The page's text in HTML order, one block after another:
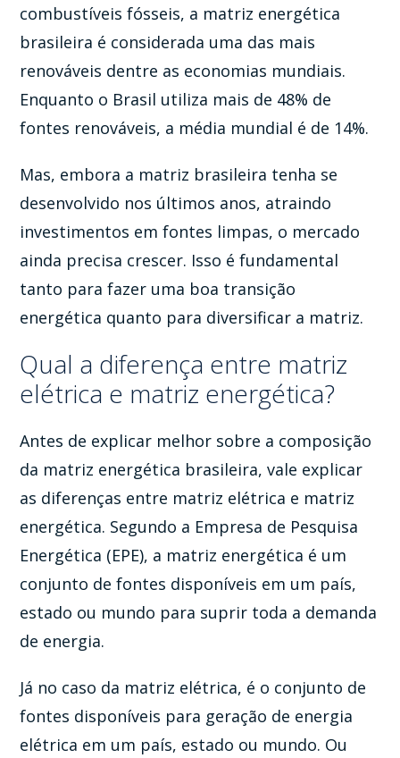
combustíveis fósseis, a matriz energética
brasileira é considerada uma das mais
renováveis dentre as economias mundiais.
Enquanto o Brasil utiliza mais de 48% de
fontes renováveis, a média mundial é de 14%.
Mas, embora a matriz brasileira tenha se
desenvolvido nos últimos anos, atraindo
investimentos em fontes limpas, o mercado
ainda precisa crescer. Isso é fundamental
tanto para fazer uma boa transição
energética quanto para diversificar a matriz.
Qual a diferença entre matriz
elétrica e matriz energética?
Antes de explicar melhor sobre a composição
da matriz energética brasileira, vale explicar
as diferenças entre matriz elétrica e matriz
energética. Segundo a Empresa de Pesquisa
Energética (EPE), a matriz energética é um
conjunto de fontes disponíveis em um país,
estado ou mundo para suprir toda a demanda
de energia.
Já no caso da matriz elétrica, é o conjunto de
fontes disponíveis para geração de energia
elétrica em um país, estado ou mundo. Ou